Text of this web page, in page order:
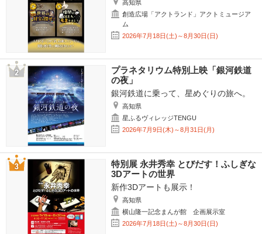
高知県
創造広場「アクトランド」アクトミュージア
ム
2026年7月18日(土)～8月30日(日)
プラネタリウム特別上映「銀河鉄道
の夜」
銀河鉄道に乗って、星めぐりの旅へ。
高知県
星ふるヴィレッジTENGU
2026年7月9日(木)～8月31日(月)
特別展 永井秀幸 とびだす！ふしぎな
3Dアートの世界
新作3Dアートも展示！
高知県
横山隆一記念まんが館 企画展示室
2026年7月18日(土)～8月30日(日)